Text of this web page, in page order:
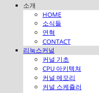
소개
HOME
소식들
연혁
CONTACT
리눅스커널
커널 기초
CPU 아키텍쳐
커널 메모리
커널 스케쥴러